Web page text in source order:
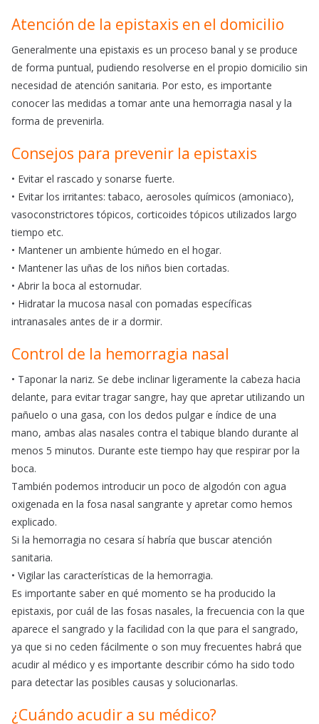
Atención de la epistaxis en el domicilio
Generalmente una epistaxis es un proceso banal y se produce
de forma puntual, pudiendo resolverse en el propio domicilio sin
necesidad de atención sanitaria. Por esto, es importante
conocer las medidas a tomar ante una hemorragia nasal y la
forma de prevenirla.
Consejos para prevenir la epistaxis
• Evitar el rascado y sonarse fuerte.
• Evitar los irritantes: tabaco, aerosoles químicos (amoniaco),
vasoconstrictores tópicos, corticoides tópicos utilizados largo
tiempo etc.
• Mantener un ambiente húmedo en el hogar.
• Mantener las uñas de los niños bien cortadas.
• Abrir la boca al estornudar.
• Hidratar la mucosa nasal con pomadas específicas
intranasales antes de ir a dormir.
Control de la hemorragia nasal
• Taponar la nariz. Se debe inclinar ligeramente la cabeza hacia
delante, para evitar tragar sangre, hay que apretar utilizando un
pañuelo o una gasa, con los dedos pulgar e índice de una
mano, ambas alas nasales contra el tabique blando durante al
menos 5 minutos. Durante este tiempo hay que respirar por la
boca.
También podemos introducir un poco de algodón con agua
oxigenada en la fosa nasal sangrante y apretar como hemos
explicado.
Si la hemorragia no cesara sí habría que buscar atención
sanitaria.
• Vigilar las características de la hemorragia.
Es importante saber en qué momento se ha producido la
epistaxis, por cuál de las fosas nasales, la frecuencia con la que
aparece el sangrado y la facilidad con la que para el sangrado,
ya que si no ceden fácilmente o son muy frecuentes habrá que
acudir al médico y es importante describir cómo ha sido todo
para detectar las posibles causas y solucionarlas.
¿Cuándo acudir a su médico?